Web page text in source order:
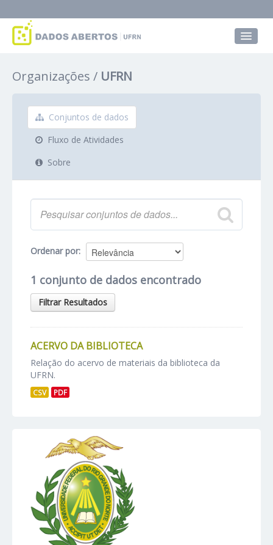
Grupos
Sobre
Organizações UFRN
Conjuntos de dados
Fluxo de Atividades
Sobre
Ordenar por
1 conjunto de dados encontrado
Filtrar Resultados
ACERVO DA BIBLIOTECA
Relação do acervo de materiais da biblioteca da
UFRN.
CSV PDF